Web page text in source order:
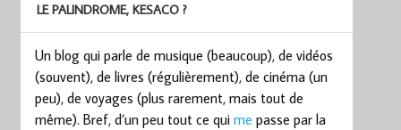
LE PALINDROME, KESACO ?
Un blog qui parle de musique (beaucoup), de vidéos
(souvent), de livres (régulièrement), de cinéma (un
peu), de voyages (plus rarement, mais tout de
même). Bref, d’un peu tout ce quime passe par la